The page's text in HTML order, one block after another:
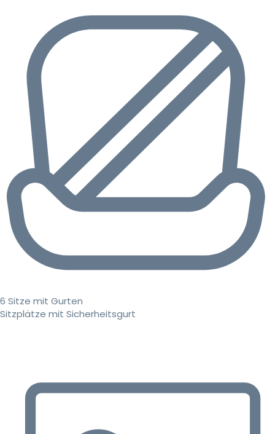
6 Sitze mit Gurten
Sitzplätze mit Sicherheitsgurt